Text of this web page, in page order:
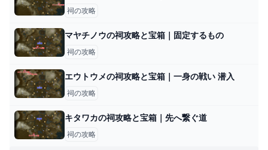
祠の攻略
マヤチノウの祠攻略と宝箱｜固定するもの
祠の攻略
エウトウメの祠攻略と宝箱｜一身の戦い 潜入
祠の攻略
キタワカの祠攻略と宝箱｜先へ繋ぐ道
祠の攻略